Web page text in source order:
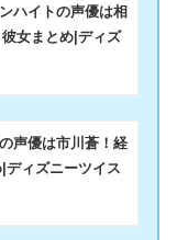
ハイトの声優は相
女まとめ|ディズ
声優は市川蒼！経
ディズニーツイス